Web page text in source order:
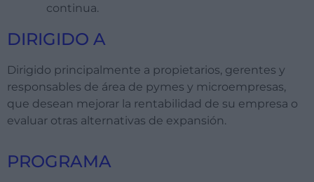
continua.
DIRIGIDO A
Dirigido principalmente a propietarios, gerentes y
responsables de área de pymes y microempresas,
que desean mejorar la rentabilidad de su empresa o
evaluar otras alternativas de expansión.
PROGRAMA